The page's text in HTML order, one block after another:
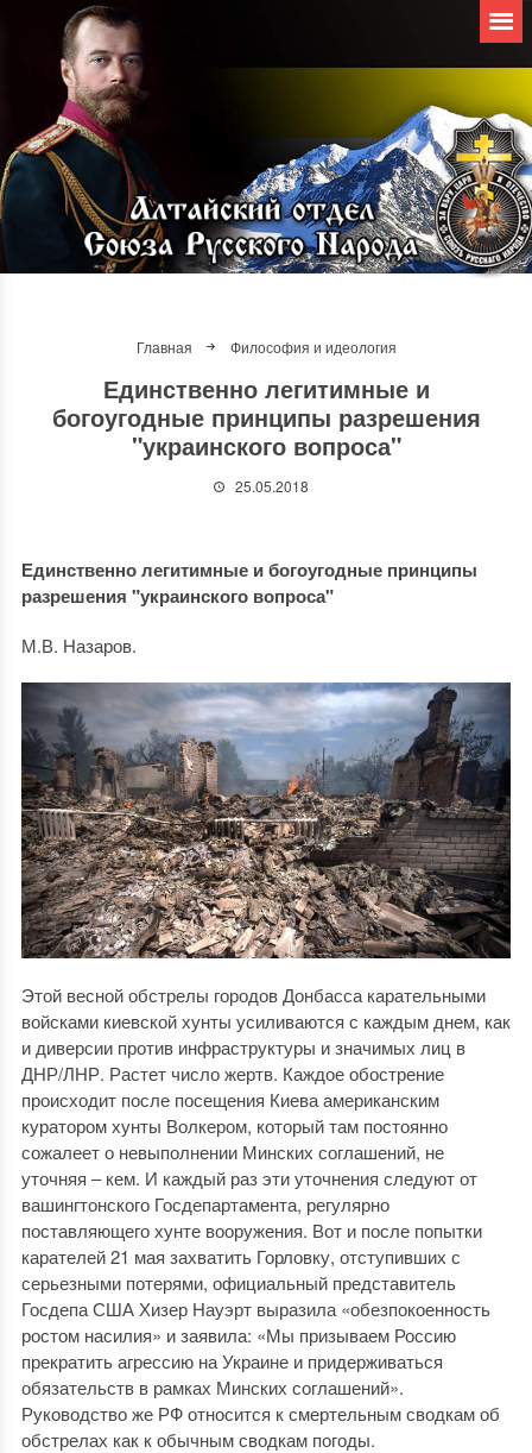
Главная Философия и идеология
Единственно легитимные и
богоугодные принципы разрешения
"украинского вопроса"
25.05.2018
Единственно легитимные и богоугодные принципы
разрешения "украинского вопроса"
М.В. Назаров.
Этой весной обстрелы городов Донбасса карательными
войсками киевской хунты усиливаются с каждым днем, как
и диверсии против инфраструктуры и значимых лиц в
ДНР/ЛНР. Растет число жертв. Каждое обострение
происходит после посещения Киева американским
куратором хунты Волкером, который там постоянно
сожалеет о невыполнении Минских соглашений, не
уточняя ‒ кем. И каждый раз эти уточнения следуют от
вашингтонского Госдепартамента, регулярно
поставляющего хунте вооружения. Вот и после попытки
карателей 21 мая захватить Горловку, отступивших с
серьезными потерями, официальный представитель
Госдепа США Хизер Науэрт выразила «обезпокоенность
ростом насилия» и заявила: «Мы призываем Россию
прекратить агрессию на Украине и придерживаться
обязательств в рамках Минских соглашений».
Руководство же РФ относится к смертельным сводкам об
обстрелах как к обычным сводкам погоды.